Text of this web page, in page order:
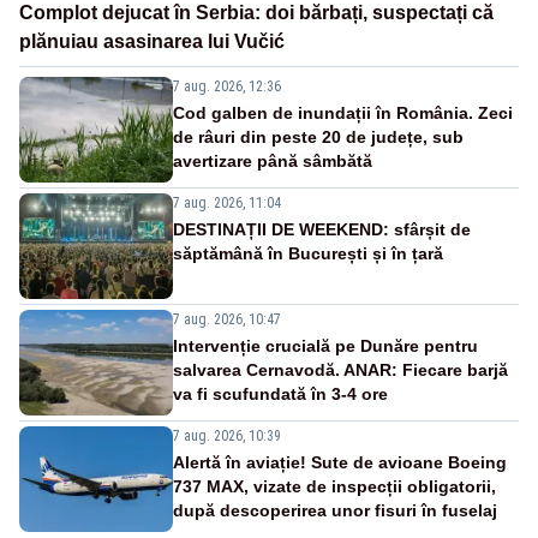
Complot dejucat în Serbia: doi bărbați, suspectați că
plănuiau asasinarea lui Vučić
7 aug. 2026, 12:36
Cod galben de inundații în România. Zeci
de râuri din peste 20 de județe, sub
avertizare până sâmbătă
7 aug. 2026, 11:04
DESTINAȚII DE WEEKEND: sfârșit de
săptămână în București și în țară
7 aug. 2026, 10:47
Intervenție crucială pe Dunăre pentru
salvarea Cernavodă. ANAR: Fiecare barjă
va fi scufundată în 3-4 ore
7 aug. 2026, 10:39
Alertă în aviație! Sute de avioane Boeing
737 MAX, vizate de inspecții obligatorii,
după descoperirea unor fisuri în fuselaj